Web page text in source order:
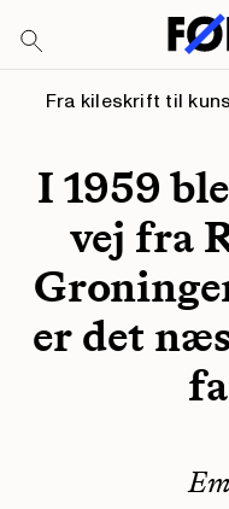
Fra kileskrift til
I 1959
vej fra
er det